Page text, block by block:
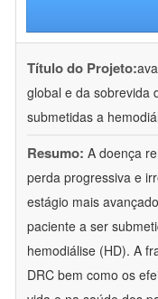
Título do Projeto:
global e da sobrevida
submetidas a
Resumo: A doença
perda progressiva e
estágio mais
paciente a ser
hemodiálise (HD). A
DRC bem como os